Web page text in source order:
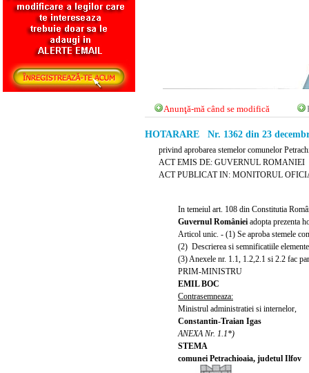
Anunţă-mă când se modifică
HOTARARE Nr. 1362 din 23
privind aprobarea stemelor comunelor
ACT EMIS DE: GUVERNUL ROMANIEI
ACT PUBLICAT IN: MONITORUL
In temeiul art. 108 din Constitutia
Guvernul României adopta prezenta
Articol unic. - (1) Se aproba stemele
(2) Descrierea si semnificatiile
(3) Anexele nr. 1.1, 1.2,2.1 si 2.2 fac
PRIM-MINISTRU
EMIL BOC
Contrasemneaza:
Ministrul administratiei si internelor,
Constantin-Traian Igas
ANEXA Nr. 1.1*)
STEMA
comunei Petrachioaia, judetul Ilfov